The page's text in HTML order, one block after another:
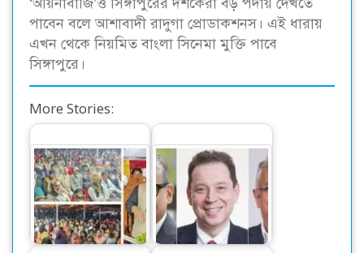
‘আয়নাবাজি’ও সিঙ্গাপুরের দর্শকেরা বড় পর্দায় দেখতে
পাবেন বলে আশাবাদী রাদুগা প্রোডাকশনস। এই ধারায়
এখন থেকে নিয়মিত বাংলা সিনেমা মুক্তি পাবে
সিঙ্গাপুরে।
More Stories:
ফরিদপুর-১ আসন হবে
আদর্শ সমৃদ্ধ অঞ্চল:
দোলন
ফিকির নতুন সভাপতি
হচ্ছেন জাভেদ আখতার